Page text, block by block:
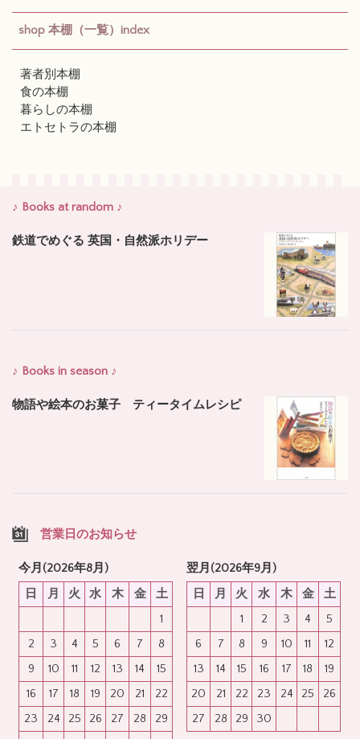
shop 本棚（一覧）index
著者別本棚
食の本棚
暮らしの本棚
エトセトラの本棚
♪ Books at random ♪
鉄道でめぐる 英国・自然派ホリデー
♪ Books in season ♪
物語や絵本のお菓子 ティータイムレシピ
営業日のお知らせ
今月(2026年8月)
日
月 火 水 木 金
土
1
2
3 4 5 6 7
8
9
10 11 12 13 14
15
16
17 18 19 20 21
22
23
24 25 26 27 28
29
翌月(2026年9月)
日
月 火 水 木 金
土
1
2 3 4
5
6
7 8 9 10 11
12
13
14 15 16 17 18
19
20
21 22 23 24 25
26
27
28 29 30